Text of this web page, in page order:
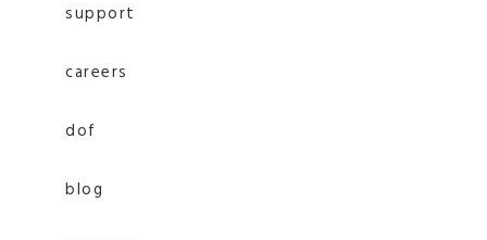
support
careers
dof
blog